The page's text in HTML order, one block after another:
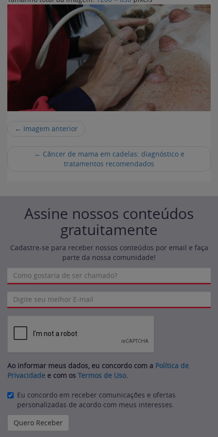
← Imagem anterior
← Câncer de mama em cadelas: diagnóstico e
tratamentos recomendados
Assine nossos conteúdos
gratuitamente
Cadastre-se para receber nossos conteúdos por email e faça
parte da nossa comunidade!
Ao informar meus dados, eu concordo com a Política de
Privacidade e com os Termos de Uso.
Eu concordo em receber comunicações e ofertas
personalizadas de acordo com meus interesses.